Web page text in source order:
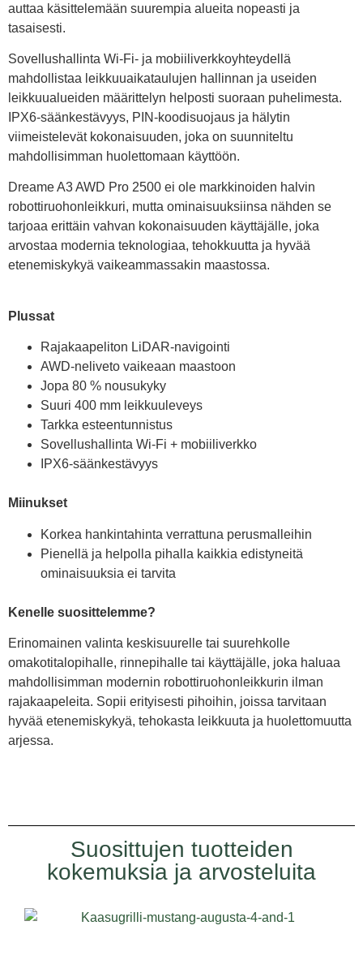
auttaa käsittelemään suurempia alueita nopeasti ja
tasaisesti.
Sovellushallinta Wi-Fi- ja mobiiliverkkoyhteydellä
mahdollistaa leikkuuaikataulujen hallinnan ja useiden
leikkuualueiden määrittelyn helposti suoraan puhelimesta.
IPX6-säänkestävyys, PIN-koodisuojaus ja hälytin
viimeistelevät kokonaisuuden, joka on suunniteltu
mahdollisimman huolettomaan käyttöön.
Dreame A3 AWD Pro 2500 ei ole markkinoiden halvin
robottiruohonleikkuri, mutta ominaisuuksiinsa nähden se
tarjoaa erittäin vahvan kokonaisuuden käyttäjälle, joka
arvostaa modernia teknologiaa, tehokkuutta ja hyvää
etenemiskykyä vaikeammassakin maastossa.
Plussat
Rajakaapeliton LiDAR-navigointi
AWD-neliveto vaikeaan maastoon
Jopa 80 % nousukyky
Suuri 400 mm leikkuuleveys
Tarkka esteentunnistus
Sovellushallinta Wi-Fi + mobiiliverkko
IPX6-säänkestävyys
Miinukset
Korkea hankintahinta verrattuna perusmalleihin
Pienellä ja helpolla pihalla kaikkia edistyneitä
ominaisuuksia ei tarvita
Kenelle suosittelemme?
Erinomainen valinta keskisuurelle tai suurehkolle
omakotitalopihalle, rinnepihalle tai käyttäjälle, joka haluaa
mahdollisimman modernin robottiruohonleikkurin ilman
rajakaapeleita. Sopii erityisesti pihoihin, joissa tarvitaan
hyvää etenemiskykyä, tehokasta leikkuuta ja huolettomuutta
arjessa.
Suosittujen tuotteiden
kokemuksia ja arvosteluita